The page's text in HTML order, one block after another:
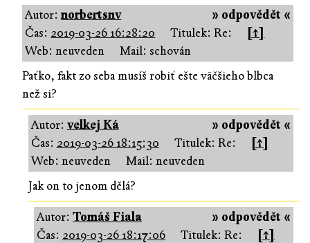
» odpovědět «
Autor:norbertsnv
Čas: 2019-03-26 16:28:20 Titulek: Re:
[↑]
Web: neuveden
Mail: schován
Paťko, fakt zo seba musíš robiť ešte väčšieho blbca
než si?
» odpovědět «
Autor: velkej Ká
Čas: 2019-03-26 18:15:30 Titulek: Re:
[↑]
Web: neuveden
Mail: neuveden
Jak on to jenom dělá?
» odpovědět «
Autor: Tomáš Fiala
Čas: 2019-03-26 18:17:06 Titulek: Re:
[↑]